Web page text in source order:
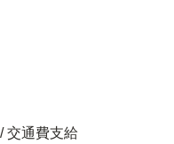
交通費支給